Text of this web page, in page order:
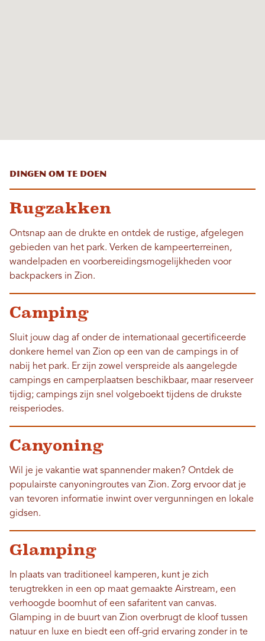
Dingen om te doen
Rugzakken
Ontsnap aan de drukte en ontdek de rustige, afgelegen
gebieden van het park. Verken de kampeerterreinen,
wandelpaden en voorbereidingsmogelijkheden voor
backpackers in Zion.
Camping
Sluit jouw dag af onder de internationaal gecertificeerde
donkere hemel van Zion op een van de campings in of
nabij het park. Er zijn zowel verspreide als aangelegde
campings en camperplaatsen beschikbaar, maar reserveer
tijdig; campings zijn snel volgeboekt tijdens de drukste
reisperiodes.
Canyoning
Wil je je vakantie wat spannender maken? Ontdek de
populairste canyoningroutes van Zion. Zorg ervoor dat je
van tevoren informatie inwint over vergunningen en lokale
gidsen.
Glamping
In plaats van traditioneel kamperen, kunt je zich
terugtrekken in een op maat gemaakte Airstream, een
verhoogde boomhut of een safaritent van canvas.
Glamping in de buurt van Zion overbrugt de kloof tussen
natuur en luxe en biedt een off-grid ervaring zonder in te